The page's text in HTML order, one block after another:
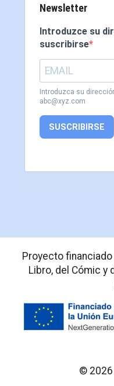
Newsletter
Introduzce su
suscribirse
Introduzca su
abc@xyz.com
SUSCRIBIRSE
Proyecto financiado
Libro, del Cómic y
© 2026